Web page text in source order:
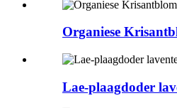
Organiese
Lae-plaagdoder